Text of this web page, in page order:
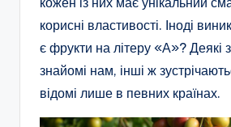
корисні властивості. Іноді
є фрукти на літеру «А»? Деякі
знайомі нам, інші ж
відомі лише в певних країнах.